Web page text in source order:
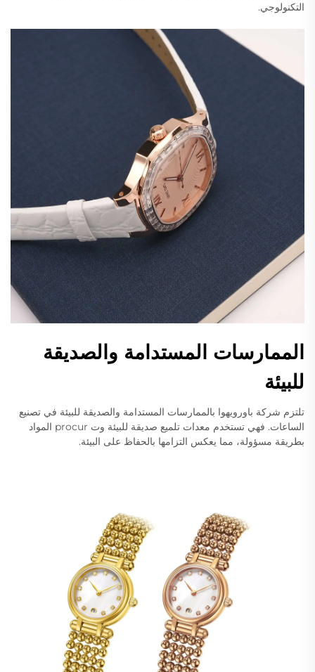
التكنولوجي.
الممارسات المستدامة والصديقة
للبيئة
تلتزم شركة باورويهوا بالممارسات المستدامة والصديقة للبيئة في تصنيع
الساعات. فهي تستخدم معدات تلميع صديقة للبيئة وت procur المواد
بطريقة مسؤولة، مما يعكس التزامها بالحفاظ على البيئة.